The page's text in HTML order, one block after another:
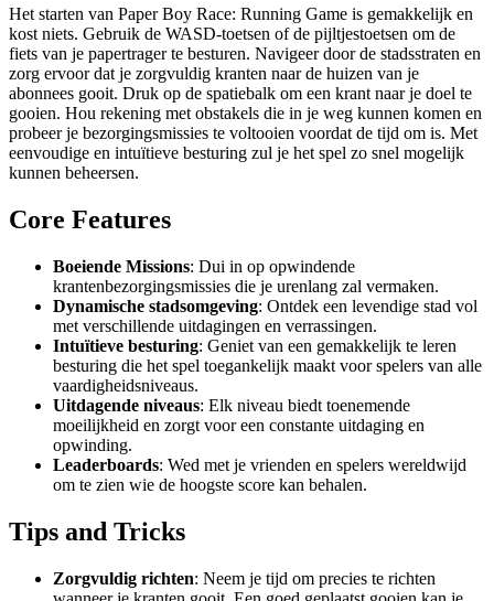
Het starten van Paper Boy Race: Running Game is gemakkelijk en
kost niets. Gebruik de WASD-toetsen of de pijltjestoetsen om de
fiets van je papertrager te besturen. Navigeer door de stadsstraten en
zorg ervoor dat je zorgvuldig kranten naar de huizen van je
abonnees gooit. Druk op de spatiebalk om een krant naar je doel te
gooien. Hou rekening met obstakels die in je weg kunnen komen en
probeer je bezorgingsmissies te voltooien voordat de tijd om is. Met
eenvoudige en intuïtieve besturing zul je het spel zo snel mogelijk
kunnen beheersen.
Core Features
Boeiende Missions: Dui in op opwindende
krantenbezorgingsmissies die je urenlang zal vermaken.
Dynamische stadsomgeving: Ontdek een levendige stad vol
met verschillende uitdagingen en verrassingen.
Intuïtieve besturing: Geniet van een gemakkelijk te leren
besturing die het spel toegankelijk maakt voor spelers van alle
vaardigheidsniveaus.
Uitdagende niveaus: Elk niveau biedt toenemende
moeilijkheid en zorgt voor een constante uitdaging en
opwinding.
Leaderboards: Wed met je vrienden en spelers wereldwijd
om te zien wie de hoogste score kan behalen.
Tips and Tricks
Zorgvuldig richten: Neem je tijd om precies te richten